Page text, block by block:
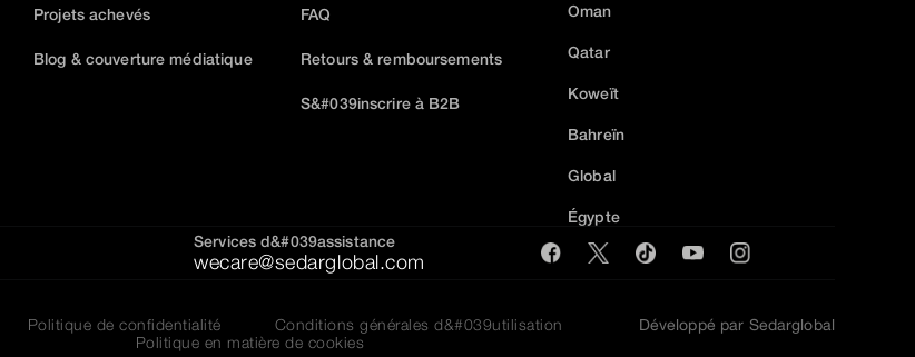
Projets achevés
Blog & couverture médiatique
FAQ
Retours & remboursements
S&#039inscrire à B2B
Oman
Qatar
Koweït
Bahreïn
Global
Égypte
Services d&#039assistance
wecare@sedarglobal.com
Politique de confidentialité
Conditions générales d&#039utilisation
Politique en matière de cookies
Développé par Sedarglobal